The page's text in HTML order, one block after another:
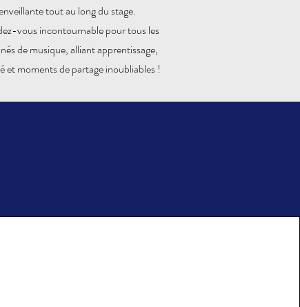
tout au long du stage.
vous incontournable pour tous les
de musique, alliant apprentissage,
et moments de partage inoubliables !